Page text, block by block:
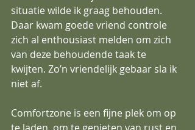
situatie wilde ik graag behouden.
Daar kwam goede vriend controle
zich al enthousiast melden om zich
van deze behoudende taak te
kwijten. Zo’n vriendelijk gebaar sla ik
niet af.
Comfortzone is een fijne plek om op